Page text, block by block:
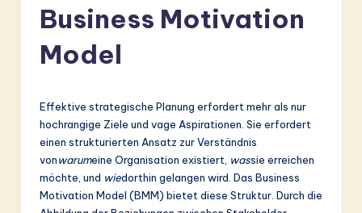
m
L
Business Motivation
Model
Effektive strategische Planung erfordert mehr als nur
hochrangige Ziele und vage Aspirationen. Sie erfordert
einen strukturierten Ansatz zur Verständnis
vonwarumeine Organisation existiert, wassie erreichen
möchte, und wiedorthin gelangen wird. Das Business
Motivation Model (BMM) bietet diese Struktur. Durch die